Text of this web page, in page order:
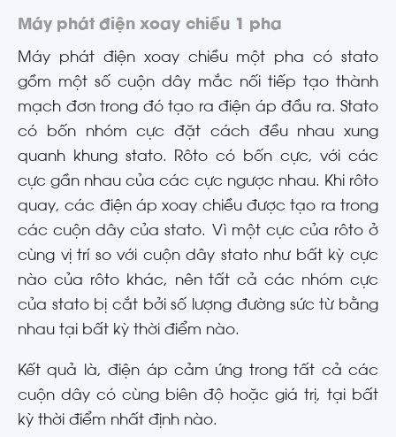
Máy phát điện xoay chiều 1 pha
Máy phát điện xoay chiều một pha có stato
gồm một số cuộn dây mắc nối tiếp tạo thành
mạch đơn trong đó tạo ra điện áp đầu ra. Stato
có bốn nhóm cực đặt cách đều nhau xung
quanh khung stato. Rôto có bốn cực, với các
cực gần nhau của các cực ngược nhau. Khi rôto
quay, các điện áp xoay chiều được tạo ra trong
các cuộn dây của stato. Vì một cực của rôto ở
cùng vị trí so với cuộn dây stato như bất kỳ cực
nào của rôto khác, nên tất cả các nhóm cực
của stato bị cắt bởi số lượng đường sức từ bằng
nhau tại bất kỳ thời điểm nào.
Kết quả là, điện áp cảm ứng trong tất cả các
cuộn dây có cùng biên độ hoặc giá trị, tại bất
kỳ thời điểm nhất định nào.